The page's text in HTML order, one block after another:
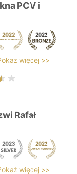
PCV i
więcej >>
Rafał
więcej >>